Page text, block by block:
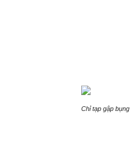
Chỉ tạp gập bụng